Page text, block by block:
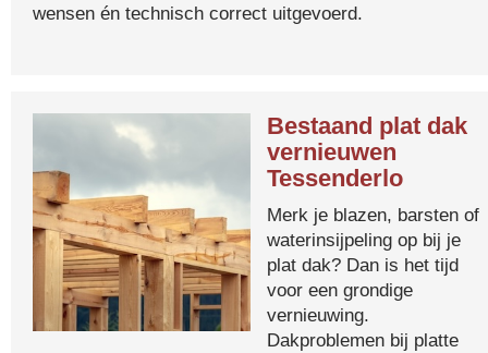
wensen én technisch correct uitgevoerd.
Bestaand plat dak
vernieuwen
Tessenderlo
Merk je blazen, barsten of
waterinsijpeling op bij je
plat dak? Dan is het tijd
voor een grondige
vernieuwing.
Dakproblemen bij platte